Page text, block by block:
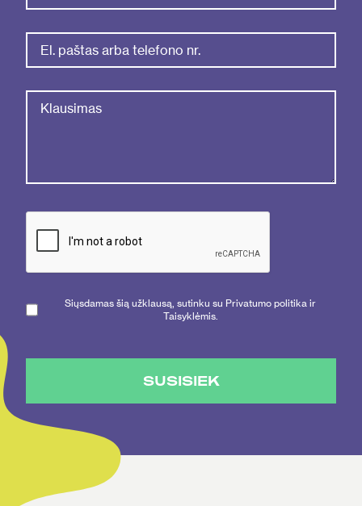
Siųsdamas šią užklausą, sutinku su Privatumo politika ir
Taisyklėmis.
SUSISIEK